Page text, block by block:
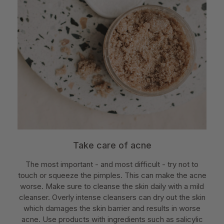
Take care of acne
The most important - and most difficult - try not to
touch or squeeze the pimples. This can make the acne
worse. Make sure to cleanse the skin daily with a mild
cleanser. Overly intense cleansers can dry out the skin
which damages the skin barrier and results in worse
acne. Use products with ingredients such as salicylic